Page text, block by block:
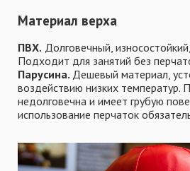
Материал верха
ПВХ. Долговечный,
Подходит для занятий без
Парусина. Дешевый материал,
воздействию низких температур.
недолговечна и имеет грубую
использование перчаток